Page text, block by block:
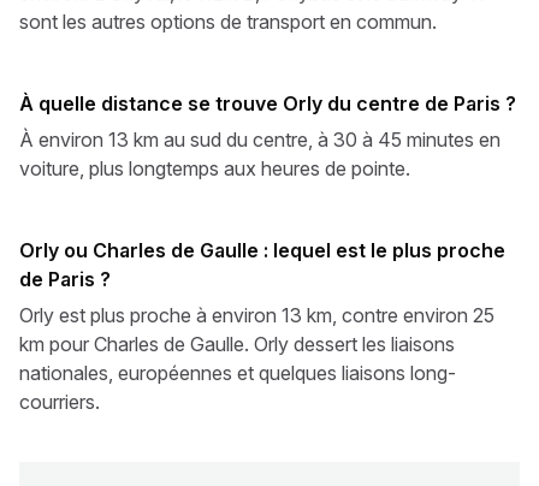
sont les autres options de transport en commun.
À quelle distance se trouve Orly du centre de Paris ?
À environ 13 km au sud du centre, à 30 à 45 minutes en
voiture, plus longtemps aux heures de pointe.
Orly ou Charles de Gaulle : lequel est le plus proche
de Paris ?
Orly est plus proche à environ 13 km, contre environ 25
km pour Charles de Gaulle. Orly dessert les liaisons
nationales, européennes et quelques liaisons long-
courriers.